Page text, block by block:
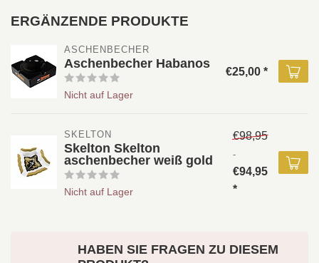
ERGÄNZENDE PRODUKTE
ASCHENBECHER
Aschenbecher Habanos
Nicht auf Lager
€25,00 *
SKELTON
Skelton Skelton
aschenbecher weiß gold
Nicht auf Lager
€98,95
-
€94,95
*
HABEN SIE FRAGEN ZU DIESEM